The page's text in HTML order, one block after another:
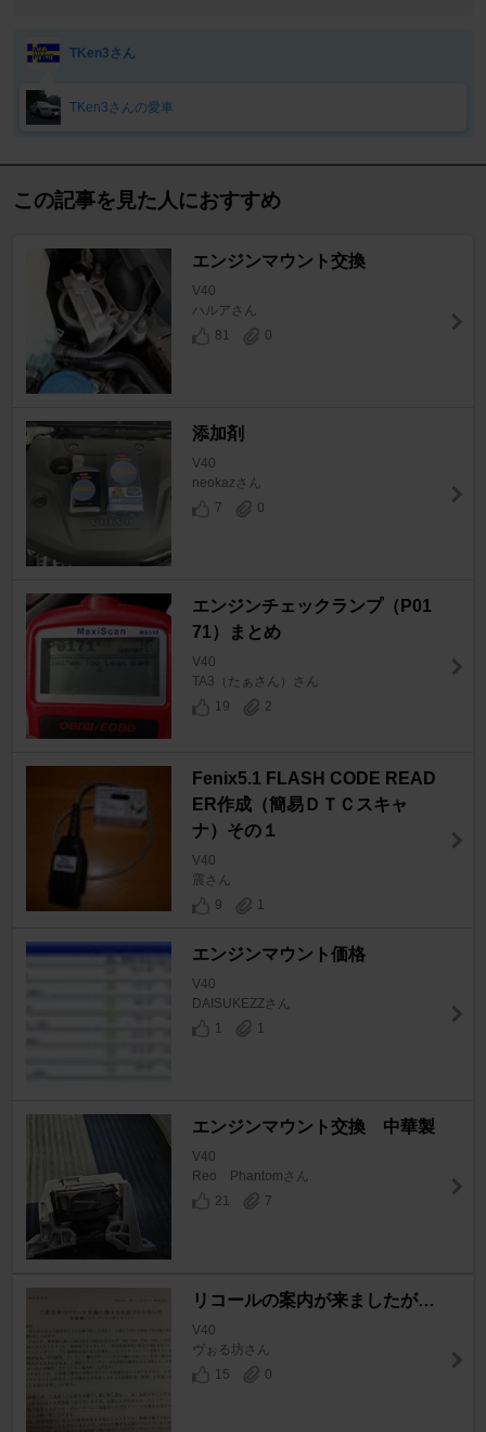
TKen3さん
TKen3さんの愛車
この記事を見た人におすすめ
エンジンマウント交換
V40
ハルアさん
81
0
添加剤
V40
neokazさん
7
0
エンジンチェックランプ（P01
71）まとめ
V40
TA3（たぁさん）さん
19
2
Fenix5.1 FLASH CODE READ
ER作成（簡易ＤＴＣスキャ
ナ）その１
V40
震さん
9
1
エンジンマウント価格
V40
DAISUKEZZさん
1
1
エンジンマウント交換 中華製
V40
Reo Phantomさん
21
7
リコールの案内が来ましたが…
V40
ヴぉる坊さん
15
0